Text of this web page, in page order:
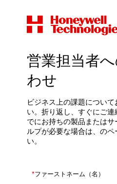
営業担当者
わせ
ビジネス上の課題について
い。折り返し、すぐにご
でにお持ちの製品または
ルプが必要な場合は、のペ
い。
*ファーストネーム（名）